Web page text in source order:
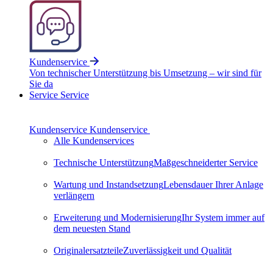
Kundenservice
Von technischer Unterstützung bis Umsetzung – wir sind für
Sie da
Service Service
Kundenservice Kundenservice
Alle Kundenservices
Technische UnterstützungMaßgeschneiderter Service
Wartung und InstandsetzungLebensdauer Ihrer Anlage
verlängern
Erweiterung und ModernisierungIhr System immer auf
dem neuesten Stand
OriginalersatzteileZuverlässigkeit und Qualität